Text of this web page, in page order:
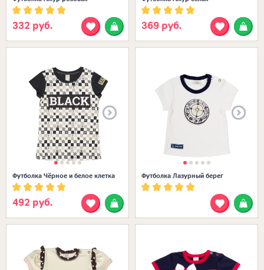
332 руб. 369 руб.
Футболка Чёрное и белое клетка
492 руб.
Футболка Лазурный берег